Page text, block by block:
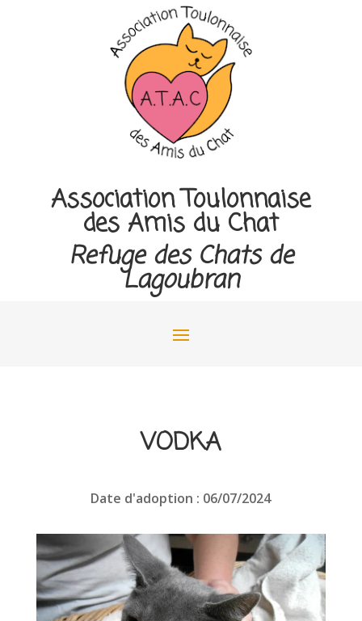
Association Toulonnaise
des Amis du Chat
Refuge des Chats de
Lagoubran
VODKA
Date d'adoption : 06/07/2024